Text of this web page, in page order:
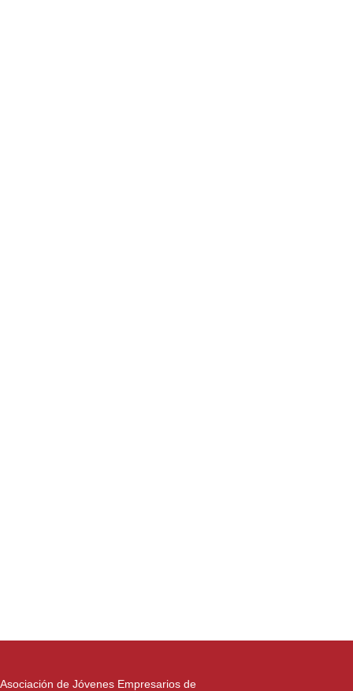
Asociación de Jóvenes Empresarios de